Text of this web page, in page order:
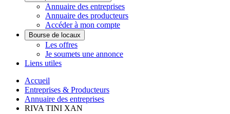
Annuaire des entreprises
Annuaire des producteurs
Accéder à mon compte
Bourse de locaux
Les offres
Je soumets une annonce
Liens utiles
Accueil
Entreprises & Producteurs
Annuaire des entreprises
RIVA TINI XAN